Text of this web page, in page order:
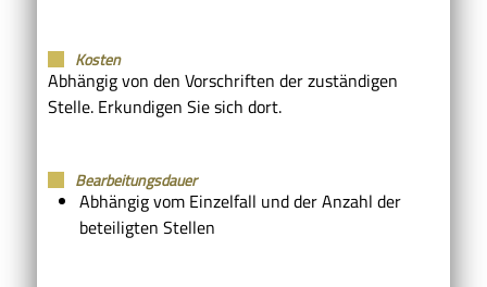
Kosten
Abhängig von den Vorschriften der zuständigen
Stelle. Erkundigen Sie sich dort.
Bearbeitungsdauer
Abhängig vom Einzelfall und der Anzahl der
beteiligten Stellen